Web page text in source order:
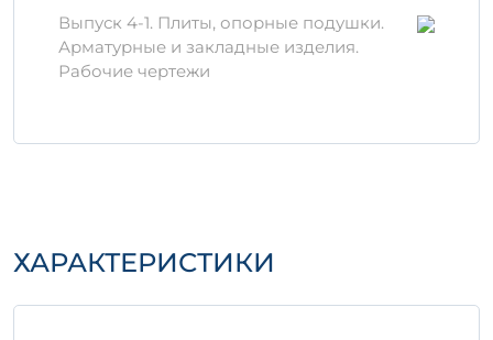
Долговечность:продукт гарантирует
срок эксплуатации более 50 лет;
сушки;
Правила хранения и
Выпуск 4-1. Плиты, опорные подушки.
Арматурные и закладные изделия.
Рабочие чертежи
ХАРАКТЕРИСТИКИ